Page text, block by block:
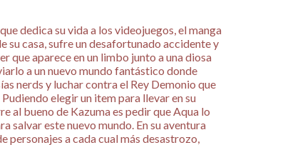
dedica su vida a los videojuegos, el manga
su casa, sufre un desafortunado accidente y
que aparece en un limbo junto a una diosa
a un nuevo mundo fantástico donde
nerds y luchar contra el Rey Demonio que
elegir un item para llevar en su
al bueno de Kazuma es pedir que Aqua lo
salvar este nuevo mundo. En su aventura
personajes a cada cual más desastrozo,